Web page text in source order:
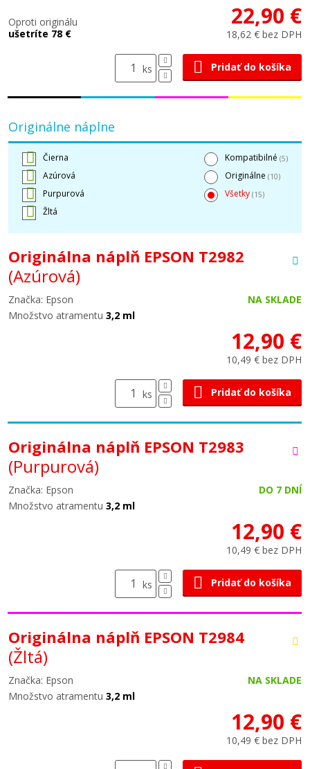
Oproti originálu
ušetríte 78 €
22,90 €
18,62 € bez DPH
ks Pridať do košíka
Originálne náplne
Čierna
Azúrová
Purpurová
Žltá
Kompatibilné (5)
Originálne (10)
Všetky (15)
Originálna náplň EPSON T2982
(Azúrová)
Značka: Epson
NA SKLADE
Množstvo atramentu 3,2 ml
12,90 €
10,49 € bez DPH
ks Pridať do košíka
Originálna náplň EPSON T2983
(Purpurová)
Značka: Epson
DO 7 DNÍ
Množstvo atramentu 3,2 ml
12,90 €
10,49 € bez DPH
ks Pridať do košíka
Originálna náplň EPSON T2984
(Žltá)
Značka: Epson
NA SKLADE
Množstvo atramentu 3,2 ml
12,90 €
10,49 € bez DPH